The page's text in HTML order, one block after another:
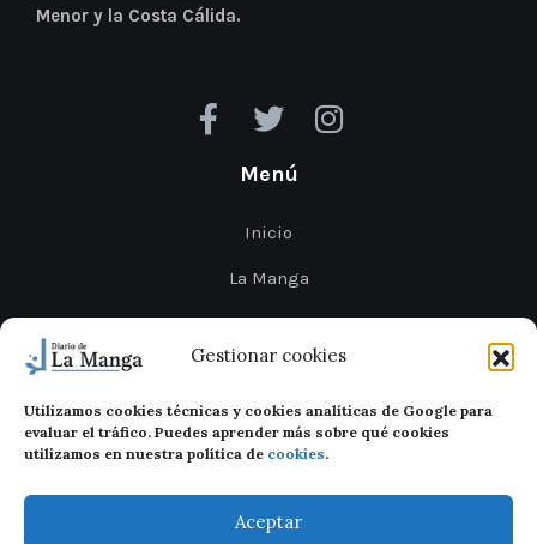
Gestionar cookies
Utilizamos cookies técnicas y cookies analíticas de Google para
evaluar el tráfico. Puedes aprender más sobre qué cookies
utilizamos en nuestra política de cookies.
Aceptar
Menor y la Costa Cálida.
Menú
Inicio
La Manga
Cabo de Palos
Mar Menor
Cartagena
San Javier